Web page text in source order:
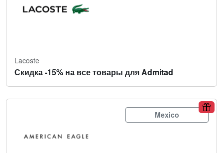
Lacoste
Скидка -15% на все товары для Admitad
Mexico